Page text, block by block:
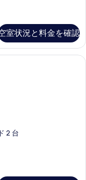
室状況と料金を確認
セーフティボックス (室
2 台